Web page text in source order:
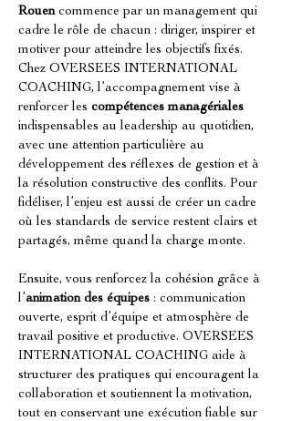
Rouen commence par un management qui
cadre le rôle de chacun : diriger, inspirer et
motiver pour atteindre les objectifs fixés.
Chez OVERSEES INTERNATIONAL
COACHING, l’accompagnement vise à
renforcer les compétences managériales
indispensables au leadership au quotidien,
avec une attention particulière au
développement des réflexes de gestion et à
la résolution constructive des conflits. Pour
fidéliser, l’enjeu est aussi de créer un cadre
où les standards de service restent clairs et
partagés, même quand la charge monte.
Ensuite, vous renforcez la cohésion grâce à
l’animation des équipes : communication
ouverte, esprit d’équipe et atmosphère de
travail positive et productive. OVERSEES
INTERNATIONAL COACHING aide à
structurer des pratiques qui encouragent la
collaboration et soutiennent la motivation,
tout en conservant une exécution fiable sur